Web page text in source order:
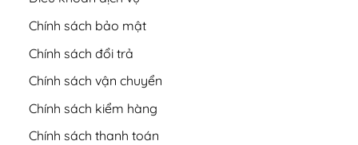
Chính sách bảo mật
Chính sách đổi trả
Chính sách vận chuyển
Chính sách kiểm hàng
Chính sách thanh toán